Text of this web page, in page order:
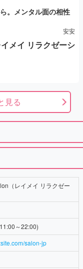
不便を感じることは
ットレスは硬めのタ
す。
た。90分のコース
ました。この価格帯
ものでした。シャワ
を重視した内容で、
した。力加減も適切
ができました。
の頻度で他のお客様
いました。人気店で
したい場合は、事前
綺麗な店内で、快適
も満足度が高く、価
し、混雑する時間帯
。メンタル面の相性
リンパではﾊｱﾊｱ悶え安安
メイ リラクゼーシ
見る
（レイメイ リラクゼー
～22:00)
salon-jp